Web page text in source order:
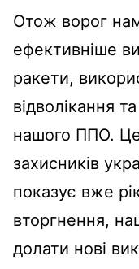
Отож ворог
ефективніше
ракети,
відволікання
нашого ППО.
захисників
показує вже
вторгнення,
долати нові